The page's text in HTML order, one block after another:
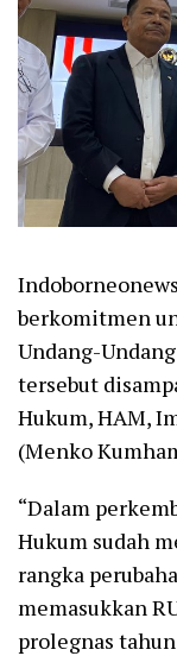
berkomitmen
Undang-
tersebut
Hukum, HAM,
(Menko
“Dalam
Hukum sudah
rangka
memasukkan
prolegnas